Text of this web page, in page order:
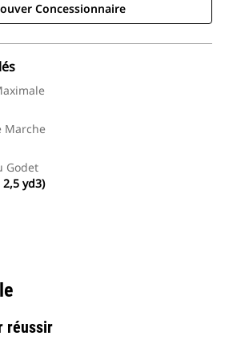
Concessionnaire
Marche
Godet
2,5 yd3)
réussir